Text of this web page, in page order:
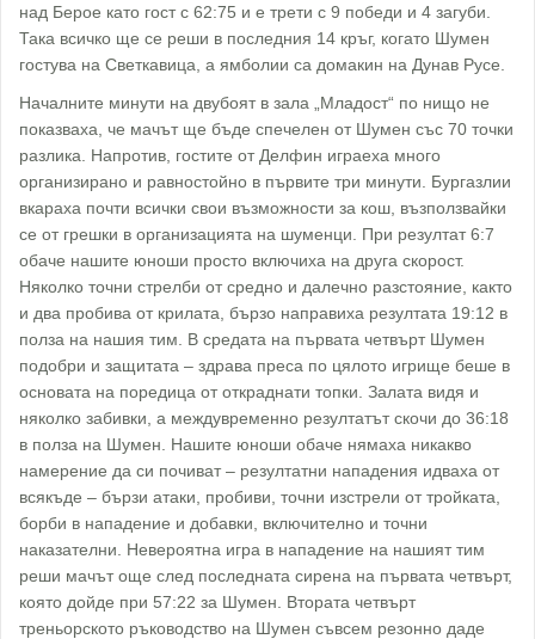
над Берое като гост с 62:75 и е трети с 9 победи и 4 загуби.
Така всичко ще се реши в последния 14 кръг, когато Шумен
гостува на Светкавица, а ямболии са домакин на Дунав Русе.
Началните минути на двубоят в зала „Младост“ по нищо не
показваха, че мачът ще бъде спечелен от Шумен със 70 точки
разлика. Напротив, гостите от Делфин играеха много
организирано и равностойно в първите три минути. Бургазлии
вкараха почти всички свои възможности за кош, възползвайки
се от грешки в организацията на шуменци. При резултат 6:7
обаче нашите юноши просто включиха на друга скорост.
Няколко точни стрелби от средно и далечно разстояние, както
и два пробива от крилата, бързо направиха резултата 19:12 в
полза на нашия тим. В средата на първата четвърт Шумен
подобри и защитата – здрава преса по цялото игрище беше в
основата на поредица от откраднати топки. Залата видя и
няколко забивки, а междувременно резултатът скочи до 36:18
в полза на Шумен. Нашите юноши обаче нямаха никакво
намерение да си почиват – резултатни нападения идваха от
всякъде – бързи атаки, пробиви, точни изстрели от тройката,
борби в нападение и добавки, включително и точни
наказателни. Невероятна игра в нападение на нашият тим
реши мачът още след последната сирена на първата четвърт,
която дойде при 57:22 за Шумен. Втората четвърт
треньорското ръководство на Шумен съвсем резонно даде